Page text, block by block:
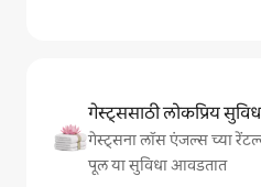
गेस्ट्ससाठी लोकप्रिय
गेस्ट्सना लॉस एंजल्स च्या
पूल या सुविधा आवडतात